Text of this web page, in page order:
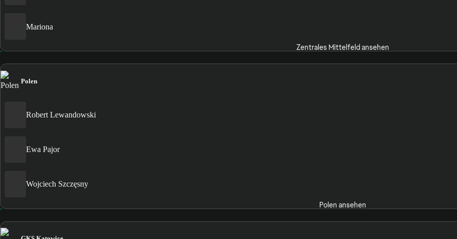
Mariona
Zentrales Mittelfeld ansehen
Polen
Robert Lewandowski
Ewa Pajor
Wojciech Szczęsny
Polen ansehen